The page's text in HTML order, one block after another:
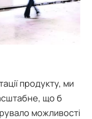
продукту, ми
що б
можливості